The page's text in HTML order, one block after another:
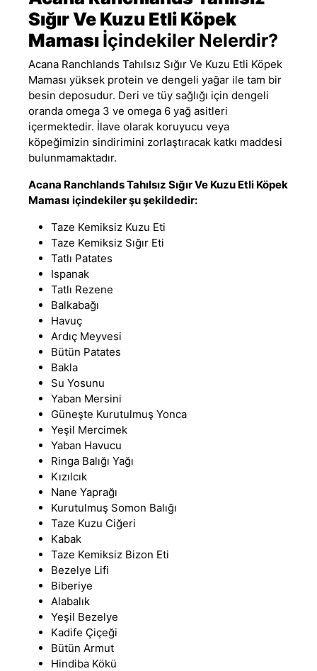
Sığır Ve Kuzu Etli Köpek
Maması İçindekiler Nelerdir?
Acana Ranchlands Tahılsız Sığır Ve Kuzu Etli Köpek
Maması yüksek protein ve dengeli yağar ile tam bir
besin deposudur. Deri ve tüy sağlığı için dengeli
oranda omega 3 ve omega 6 yağ asitleri
içermektedir. İlave olarak koruyucu veya
köpeğimizin sindirimini zorlaştıracak katkı maddesi
bulunmamaktadır.
Acana Ranchlands Tahılsız Sığır Ve Kuzu Etli Köpek
Maması içindekiler şu şekildedir:
Taze Kemiksiz Kuzu Eti
Taze Kemiksiz Sığır Eti
Tatlı Patates
Ispanak
Tatlı Rezene
Balkabağı
Havuç
Ardıç Meyvesi
Bütün Patates
Bakla
Su Yosunu
Yaban Mersini
Güneşte Kurutulmuş Yonca
Yeşil Mercimek
Yaban Havucu
Ringa Balığı Yağı
Kızılcık
Nane Yaprağı
Kurutulmuş Somon Balığı
Taze Kuzu Ciğeri
Kabak
Taze Kemiksiz Bizon Eti
Bezelye Lifi
Biberiye
Alabalık
Yeşil Bezelye
Kadife Çiçeği
Bütün Armut
Hindiba Kökü